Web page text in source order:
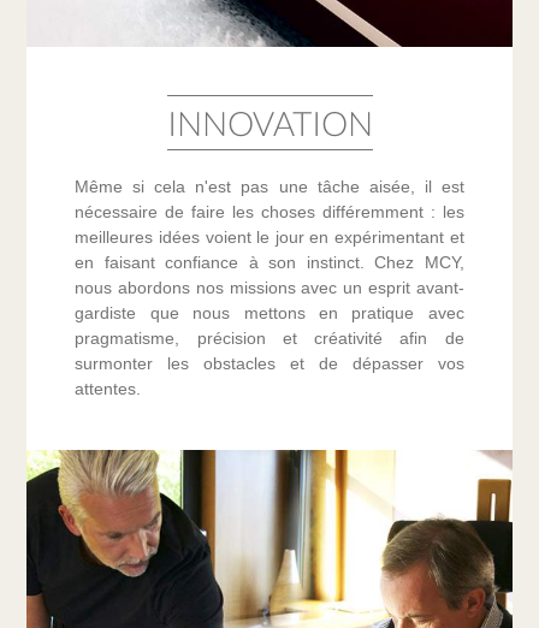
INNOVATION
Même si cela n'est pas une tâche aisée, il est
nécessaire de faire les choses différemment : les
meilleures idées voient le jour en expérimentant et
en faisant confiance à son instinct. Chez MCY,
nous abordons nos missions avec un esprit avant-
gardiste que nous mettons en pratique avec
pragmatisme, précision et créativité afin de
surmonter les obstacles et de dépasser vos
attentes.